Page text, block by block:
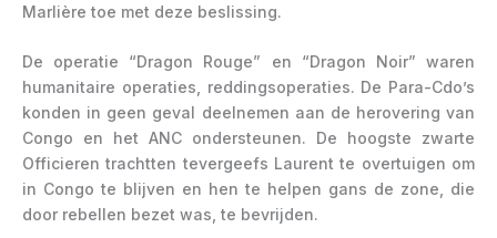
Marlière toe met deze beslissing.
De operatie “Dragon Rouge” en “Dragon Noir” waren
humanitaire operaties, reddingsoperaties. De Para-Cdo’s
konden in geen geval deelnemen aan de herovering van
Congo en het ANC ondersteunen. De hoogste zwarte
Officieren trachtten tevergeefs Laurent te overtuigen om
in Congo te blijven en hen te helpen gans de zone, die
door rebellen bezet was, te bevrijden.